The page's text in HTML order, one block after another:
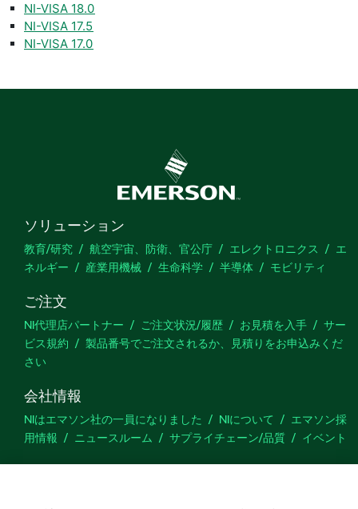
NI-VISA 18.0
NI-VISA 17.5
NI-VISA 17.0
ソリューション
教育/研究 航空宇宙、防衛、官公庁 エレクトロニクス
エ
ネルギー
産業用機械 生命科学 半導体 モビリティ
ご注文
NI代理店パートナー ご注文状況/履歴 お見積を入手
サー
ビス規約
製品番号でご注文されるか、見積りをお申込みくだ
さい
会社情報
NIはエマソン社の一員になりました NIについて
エマソン採
用情報
ニュースルーム サプライチェーン/品質 イベント
サポート